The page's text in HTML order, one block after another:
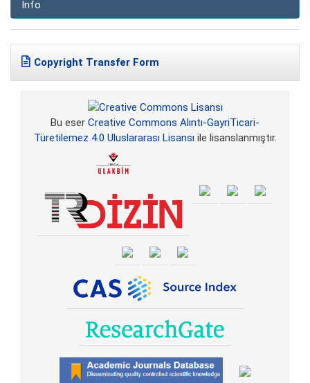
Info
Copyright Transfer Form
Bu eser Creative Commons Alıntı-GayriTicari-
Türetilemez 4.0 Uluslararası Lisansı ile lisanslanmıştır.